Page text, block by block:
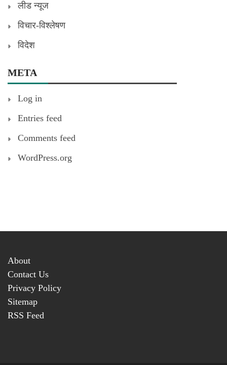
लीड न्यूज
विचार-विश्लेषण
विदेश
META
Log in
Entries feed
Comments feed
WordPress.org
About
Contact Us
Privacy Policy
Sitemap
RSS Feed